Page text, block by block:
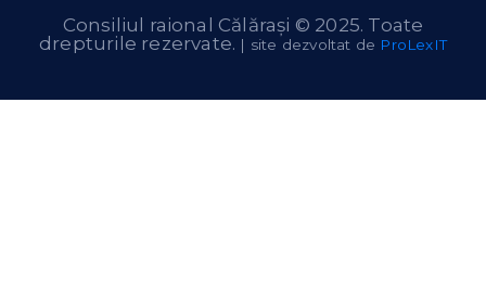
Consiliul raional Călărași © 2025. Toate
drepturile rezervate. | site dezvoltat de ProLexIT